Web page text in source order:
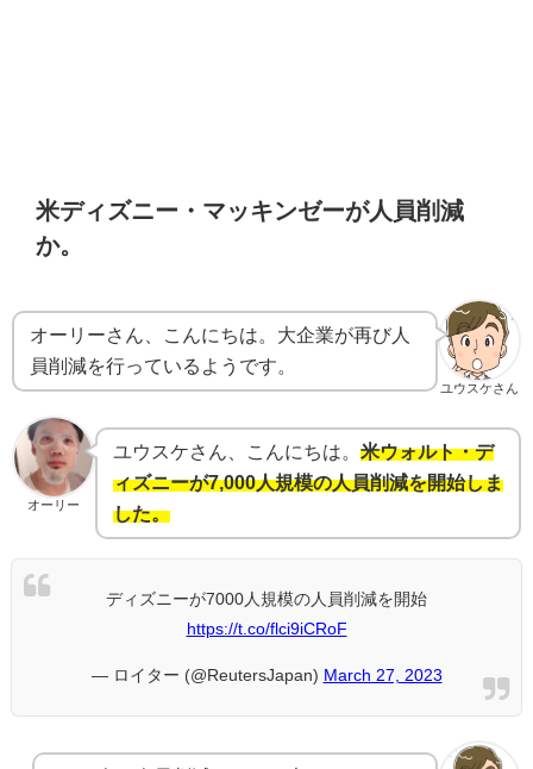
米ディズニー・マッキンゼーが人員削減
か。
ユウスケさん
オーリーさん、こんにちは。大企業が再び人
員削減を行っているようです。
オーリー
ユウスケさん、こんにちは。 米ウォルト・デ
ィズニーが7,000人規模の人員削減を開始しま
した。
ディズニーが7000人規模の人員削減を開始
https://t.co/flci9iCRoF
— ロイター (@ReutersJapan) March 27, 2023